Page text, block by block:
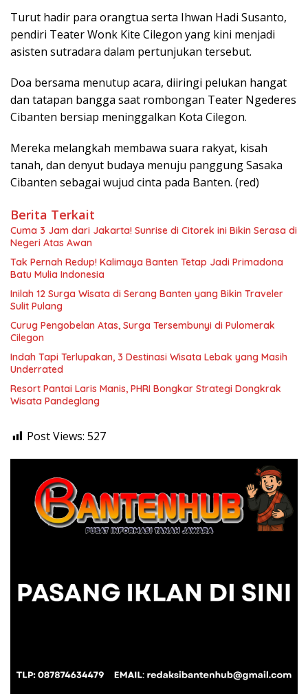
Turut hadir para orangtua serta Ihwan Hadi Susanto,
pendiri Teater Wonk Kite Cilegon yang kini menjadi
asisten sutradara dalam pertunjukan tersebut.
Doa bersama menutup acara, diiringi pelukan hangat
dan tatapan bangga saat rombongan Teater Ngederes
Cibanten bersiap meninggalkan Kota Cilegon.
Mereka melangkah membawa suara rakyat, kisah
tanah, dan denyut budaya menuju panggung Sasaka
Cibanten sebagai wujud cinta pada Banten. (red)
Berita Terkait
Cuma 3 Jam dari Jakarta! Sunrise di Citorek ini Bikin Serasa di
Negeri Atas Awan
Tak Pernah Redup! Kalimaya Banten Tetap Jadi Primadona
Batu Mulia Indonesia
Inilah 12 Surga Wisata di Serang Banten yang Bikin Traveler
Sulit Pulang
Curug Pengobelan Atas, Surga Tersembunyi di Pulomerak
Cilegon
Indah Tapi Terlupakan, 3 Destinasi Wisata Lebak yang Masih
Underrated
Resort Pantai Laris Manis, PHRI Bongkar Strategi Dongkrak
Wisata Pandeglang
Post Views: 527